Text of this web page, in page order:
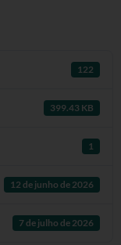
122
399.43 KB
1
12 de junho de 2026
7 de julho de 2026